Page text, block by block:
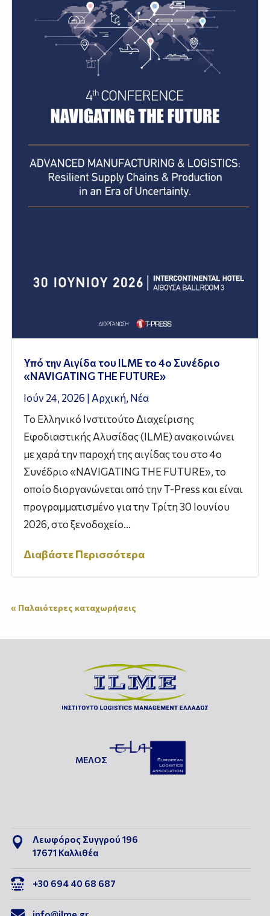
Υπό την Αιγίδα του ILME το 4ο Συνέδριο
«NAVIGATING THE FUTURE»
Ιούν 24, 2026 | Αρχική, Νέα
Το Ελληνικό Ινστιτούτο Διαχείρισης
Εφοδιαστικής Αλυσίδας (ILME) ανακοινώνει
με χαρά την παροχή της αιγίδας του στο 4ο
Συνέδριο «NAVIGATING THE FUTURE», το
οποίο διοργανώνεται από την T-Press και είναι
προγραμματισμένο για την Τρίτη 30 Ιουνίου
2026, στο ξενοδοχείο...
Διαβάστε Περισσότερα
« Παλαιότερες καταχωρήσεις
ΜΕΛΟΣ

Λεωφόρος Συγγρού 196
17671 Καλλιθέα
 +30 694 40 68 687